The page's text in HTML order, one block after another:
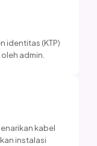
identitas (KTP)
admin.
kabel
instalasi